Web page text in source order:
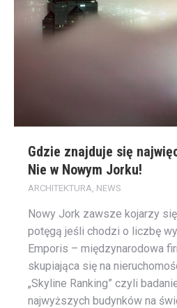
Gdzie znajduje się
Nie w Nowym Jorku!
ARCHITEKTURA, NEWS
Nowy Jork zawsze kojarzy
potęgą jeśli chodzi o liczbę
Emporis – międzynarodowa
skupiająca się na
„Skyline Ranking” czyli
najwyższych budynków na